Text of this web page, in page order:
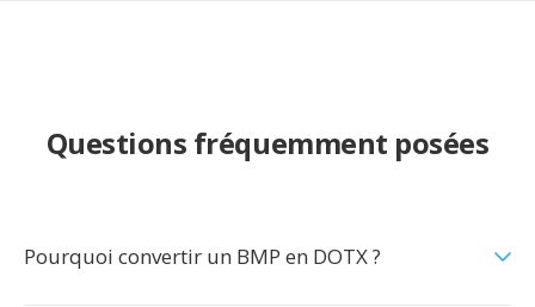
Questions fréquemment posées
Pourquoi convertir un BMP en DOTX ?